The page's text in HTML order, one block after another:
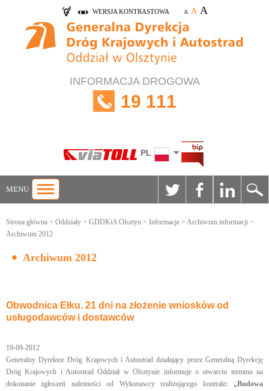
WERSJA KONTRASTOWA A A A
INFORMACJA DROGOWA
19 111
PL
MENU
Strona główna > Oddziały > GDDKiA Olsztyn > Informacje > Archiwum informacji >
Archiwum 2012
Archiwum 2012
Obwodnica Ełku. 21 dni na złożenie wniosków od
usługodawców i dostawców
19-09-2012
Generalny Dyrektor Dróg Krajowych i Autostrad działający przez Generalną Dyrekcję
Dróg Krajowych i Autostrad Oddział w Olsztynie informuje o otwarciu terminu na
dokonanie zgłoszeń należności od Wykonawcy realizującego kontrakt: „Budowa